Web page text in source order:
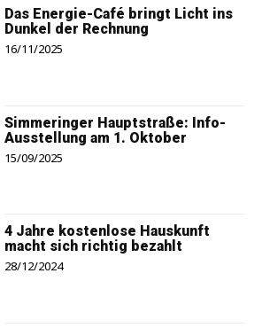
Das Energie-Café bringt Licht ins
Dunkel der Rechnung
16/11/2025
Simmeringer Hauptstraße: Info-
Ausstellung am 1. Oktober
15/09/2025
4 Jahre kostenlose Hauskunft
macht sich richtig bezahlt
28/12/2024